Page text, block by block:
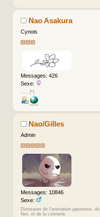
Nao Asakura
Cynois
Messages: 426
Sexe:
..... {*}
Nao/Gilles
Admin
Messages: 10846
Sexe:
Dinosaure de l'animation japonaise, du
Net, et de la connerie.